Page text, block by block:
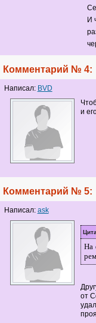
И
Комментарий № 4:
Написал: BVD
и
Комментарий № 5:
Написал: ask
На
от